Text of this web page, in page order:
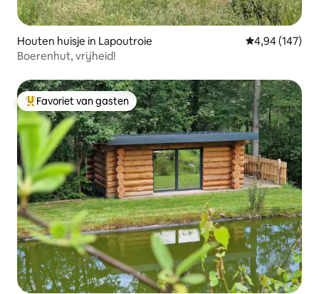
Houten huisje in Lapoutroie Gemiddelde
4,94 (147)
Boerenhut, vrijheid!
Topfavoriet van gasten
Favoriet van gasten